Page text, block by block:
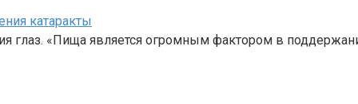
катаракты
глаз. «Пища является огромным фактором в